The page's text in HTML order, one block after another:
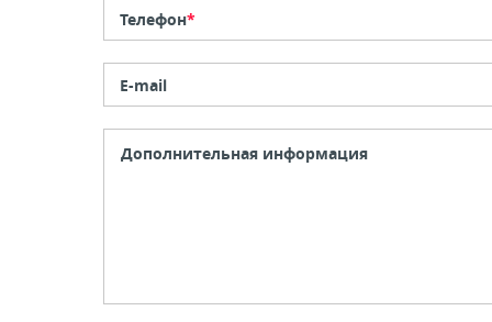
Телефон*
E-mail